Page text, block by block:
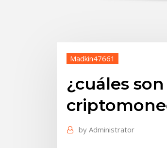
Madkin47661
¿cuáles
by Administrator